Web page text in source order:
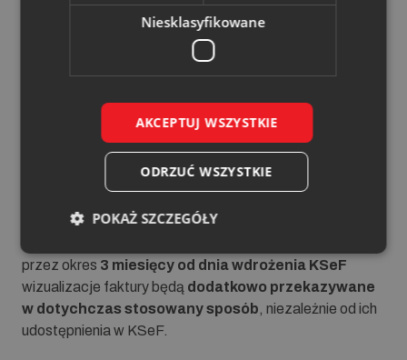
Jednocześnie informujemy, żezałączniki stanowiące
podstawę do wystawienia faktury
dołączane do faktur w KSeF
, ze względu na brak
technicznej możliwości ich załączenia w systemie.
Okres przejściowy
przez okres 3 miesięcy od dnia wdrożenia KSeF
wizualizacje faktury będą dodatkowo przekazywane
w dotychczas stosowany sposób , niezależnie od ich
udostępnienia w KSeF.
Niesklasyfikowane
AKCEPTUJ WSZYSTKIE
ODRZUĆ WSZYSTKIE
POKAŻ SZCZEGÓŁY